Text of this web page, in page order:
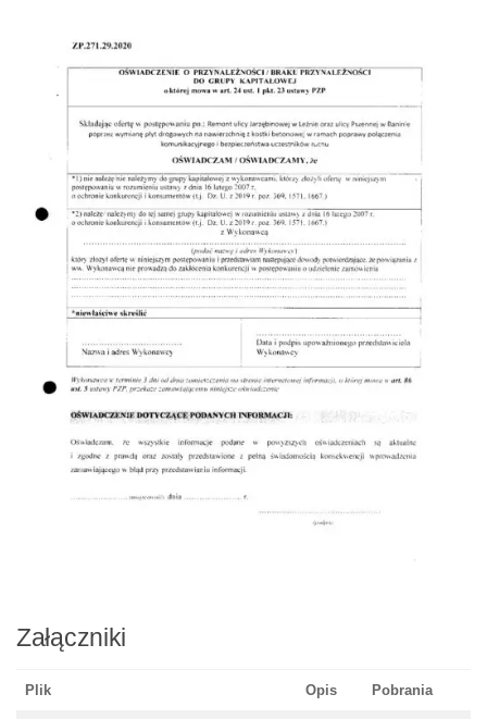
Załączniki
Plik Opis Pobrania